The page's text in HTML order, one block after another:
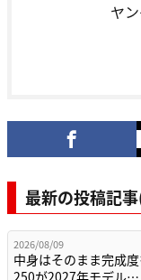
ヤ
最新の投稿記
2026/08/09
中身はそのまま完成
250が2027年モデル…